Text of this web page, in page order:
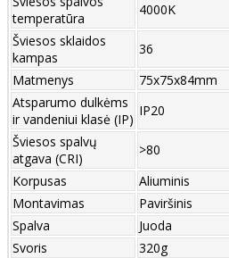
temperatūra
4000K
Šviesos sklaidos
kampas
36
Matmenys
75x75x84mm
Atsparumo dulkėms
ir vandeniui klasė (IP)
IP20
Šviesos spalvų
atgava (CRI)
>80
Korpusas
Aliuminis
Montavimas
Paviršinis
Spalva
Juoda
Svoris
320g